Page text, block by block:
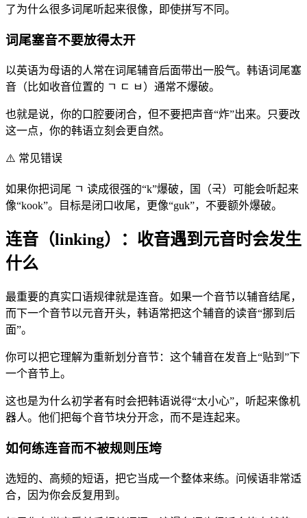
了为什么很多词尾听起来很像，即使拼写不同。
词尾塞音不要放得太开
以英语为母语的人常在词尾辅音后面带出一股气。韩语词尾塞
音（比如收音位置的 ㄱ ㄷ ㅂ）通常不爆破。
也就是说，你的口腔要闭合，但不要把声音“炸”出来。只要改
这一点，你的韩语立刻会更自然。
⚠️ 常见错误
如果你把词尾 ㄱ 读成很强的“k”爆破，国（국）可能会听起来
像“kook”。目标是闭口收尾，更像“guk”，不要额外爆破。
连音（linking）：收音遇到元音时会发生
什么
最重要的真实口语规律就是连音。如果一个音节以辅音结尾，
而下一个音节以元音开头，韩语常把这个辅音的读音“挪到后
面”。
你可以把它理解为重新划分音节：这个辅音在发音上“贴到”下
一个音节上。
这也是为什么初学者有时会把韩语说得“太小心”，听起来像机
器人。他们把每个音节块分开念，而不是连起来。
如何练连音而不被规则压垮
选短的、高频的短语，把它当成一个整体来练。问候语非常适
合，因为你会反复用到。